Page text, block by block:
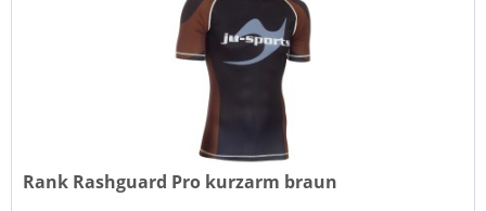
Rank Rashguard Pro kurzarm braun